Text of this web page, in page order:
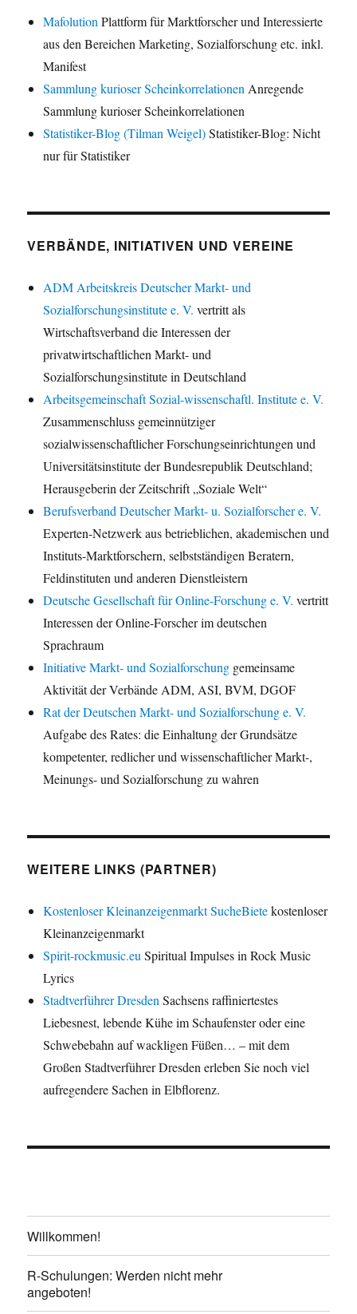
Mafolution Plattform für Marktforscher und Interessierte
aus den Bereichen Marketing, Sozialforschung etc. inkl.
Manifest
Sammlung kurioser Scheinkorrelationen Anregende
Sammlung kurioser Scheinkorrelationen
Statistiker-Blog (Tilman Weigel)Statistiker-Blog: Nicht
nur für Statistiker
VERBÄNDE, INITIATIVEN UND VEREINE
ADM Arbeitskreis Deutscher Markt- und
Sozialforschungsinstitute e. V. vertritt als
Wirtschaftsverband die Interessen der
privatwirtschaftlichen Markt- und
Sozialforschungsinstitute in Deutschland
Arbeitsgemeinschaft Sozial-wissenschaftl. Institute e. V.
Zusammenschluss gemeinnütziger
sozialwissenschaftlicher Forschungseinrichtungen und
Universitätsinstitute der Bundesrepublik Deutschland;
Herausgeberin der Zeitschrift „Soziale Welt“
Berufsverband Deutscher Markt- u. Sozialforscher e. V.
Experten-Netzwerk aus betrieblichen, akademischen und
Instituts-Marktforschern, selbstständigen Beratern,
Feldinstituten und anderen Dienstleistern
Deutsche Gesellschaft für Online-Forschung e. V. vertritt
Interessen der Online-Forscher im deutschen
Sprachraum
Initiative Markt- und Sozialforschung gemeinsame
Aktivität der Verbände ADM, ASI, BVM, DGOF
Rat der Deutschen Markt- und Sozialforschung e. V.
Aufgabe des Rates: die Einhaltung der Grundsätze
kompetenter, redlicher und wissenschaftlicher Markt-,
Meinungs- und Sozialforschung zu wahren
WEITERE LINKS (PARTNER)
Kostenloser Kleinanzeigenmarkt SucheBietekostenloser
Kleinanzeigenmarkt
Spirit-rockmusic.eu Spiritual Impulses in Rock Music
Lyrics
Stadtverführer Dresden Sachsens raffiniertestes
Liebesnest, lebende Kühe im Schaufenster oder eine
Schwebebahn auf wackligen Füßen… – mit dem
Großen Stadtverführer Dresden erleben Sie noch viel
aufregendere Sachen in Elbflorenz.
Willkommen!
R-Schulungen: Werden nicht mehr
angeboten!